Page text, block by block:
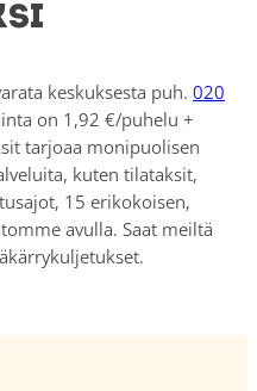
keskuksesta puh. 020
on 1,92 €/puhelu +
tarjoaa monipuolisen
kuten tilataksit,
15 erikokoisen,
avulla. Saat meiltä